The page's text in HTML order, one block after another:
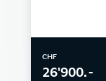
CHF
26'900.–